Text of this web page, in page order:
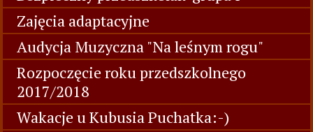
Zajęcia adaptacyjne
Audycja Muzyczna "Na leśnym rogu"
Rozpoczęcie roku przedszkolnego
2017/2018
Wakacje u Kubusia Puchatka:-)